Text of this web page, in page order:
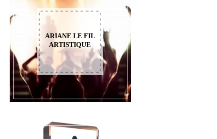
ARIANE LE FIL
ARTISTIQUE